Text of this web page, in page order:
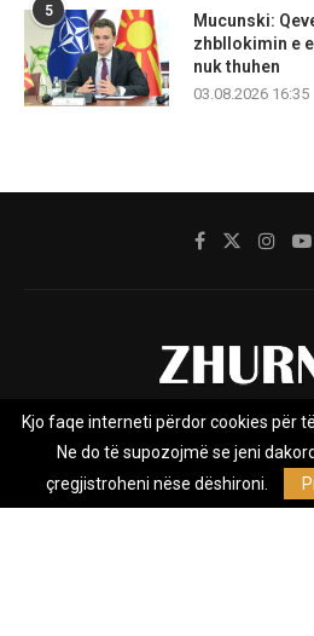
5
Mucunski:
zhbllokimin e
nuk thuhen
03.08.2026 16:35
Rreth nesh Impresumi
Privacy
Zhurnal.mk është Agjenci e Lajmeve e
Kjo faqe interneti përdor cookies për
Ne do të supozojmë se jeni
çregjistroheni nëse dëshironi.